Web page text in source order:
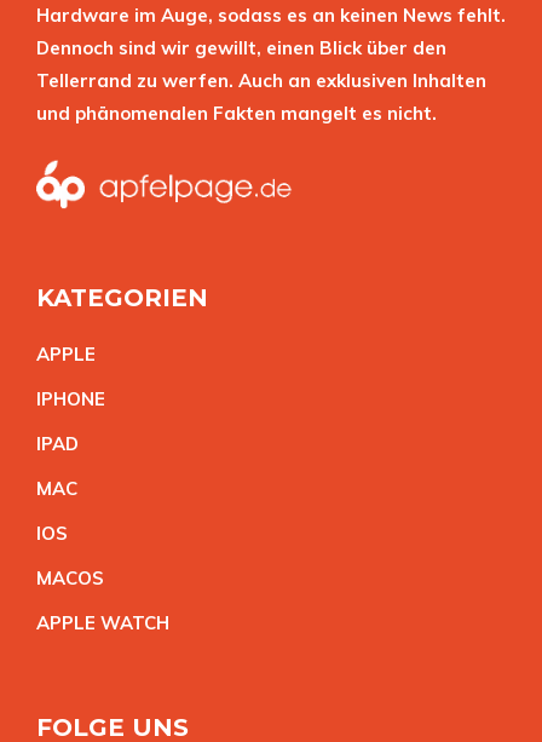
Hardware im Auge, sodass es an keinen News fehlt.
Dennoch sind wir gewillt, einen Blick über den
Tellerrand zu werfen. Auch an exklusiven Inhalten
und phänomenalen Fakten mangelt es nicht.
KATEGORIEN
APPLE
IPHONE
IPAD
MAC
IOS
MACOS
APPLE WATCH
FOLGE UNS